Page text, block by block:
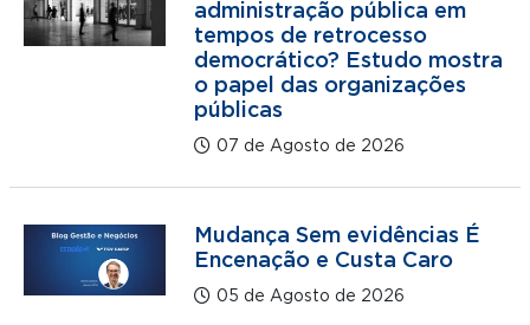
administração pública em
tempos de retrocesso
democrático? Estudo mostra
o papel das organizações
públicas
07 de Agosto de 2026
Mudança Sem evidências É
Encenação e Custa Caro
05 de Agosto de 2026